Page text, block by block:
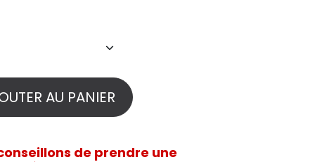
AU PANIER
de prendre une